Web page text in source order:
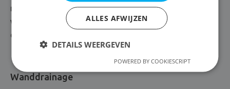
met je vochtprobleem. Boven op de noppenfolie brengen
we een betonvloer aan, die je kelderplaatje weer
compleet maakt.
Wanddrainage
ALLES AFWIJZEN
DETAILS WEERGEVEN
POWERED BY COOKIESCRIPT